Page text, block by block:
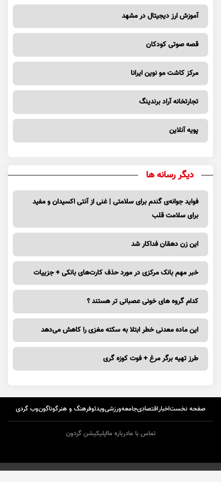
آموزش ارز دیجیتال در مشهد
قصه صوتی کودکان
مرکز کاشت مو نوین ایرانا
تجارتخانه آراد برندینگ
پویه آنلاین
دیگر رسانه ها
فواید جوانه‌ی گندم برای سلامتی | غنی از آنتی اکسیدان و مفید
برای سلامت قلب
این زن دهقان فداکار شد
خبر مهم بانک مرکزی در مورد حذف کارت‌های بانکی + جزییات
کدام گروه های خونی عصبانی تر هستند ؟
این ماده معدنی خطر ابتلا به سکته مغزی را کاهش می‌دهد
طرز تهیه برگر مرغ + فوت کوزه گری
صفحه نخستاخباراقتصادیجامعهورزشیویدئوفرهنگ و هنرگوناگونوب گردی
تماس با مادرباره مااپلیکیشن گردون